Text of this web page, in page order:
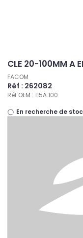
CLE 20-100MM A
FACOM
Réf : 262082
Réf OEM : 115A.100
En recherche de